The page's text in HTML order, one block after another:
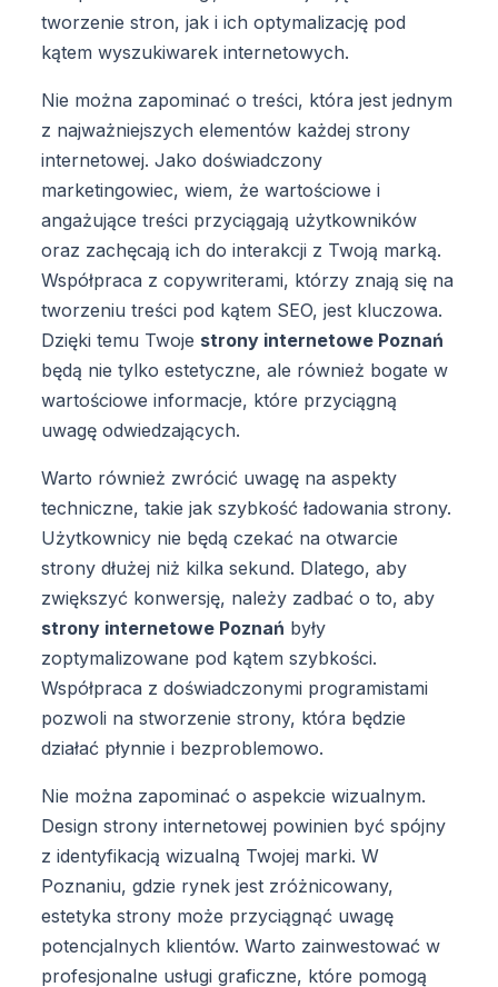
tworzenie stron, jak i ich optymalizację pod
kątem wyszukiwarek internetowych.
Nie można zapominać o treści, która jest jednym
z najważniejszych elementów każdej strony
internetowej. Jako doświadczony
marketingowiec, wiem, że wartościowe i
angażujące treści przyciągają użytkowników
oraz zachęcają ich do interakcji z Twoją marką.
Współpraca z copywriterami, którzy znają się na
tworzeniu treści pod kątem SEO, jest kluczowa.
Dzięki temu Twoje strony internetowe Poznań
będą nie tylko estetyczne, ale również bogate w
wartościowe informacje, które przyciągną
uwagę odwiedzających.
Warto również zwrócić uwagę na aspekty
techniczne, takie jak szybkość ładowania strony.
Użytkownicy nie będą czekać na otwarcie
strony dłużej niż kilka sekund. Dlatego, aby
zwiększyć konwersję, należy zadbać o to, aby
strony internetowe Poznań były
zoptymalizowane pod kątem szybkości.
Współpraca z doświadczonymi programistami
pozwoli na stworzenie strony, która będzie
działać płynnie i bezproblemowo.
Nie można zapominać o aspekcie wizualnym.
Design strony internetowej powinien być spójny
z identyfikacją wizualną Twojej marki. W
Poznaniu, gdzie rynek jest zróżnicowany,
estetyka strony może przyciągnąć uwagę
potencjalnych klientów. Warto zainwestować w
profesjonalne usługi graficzne, które pomogą